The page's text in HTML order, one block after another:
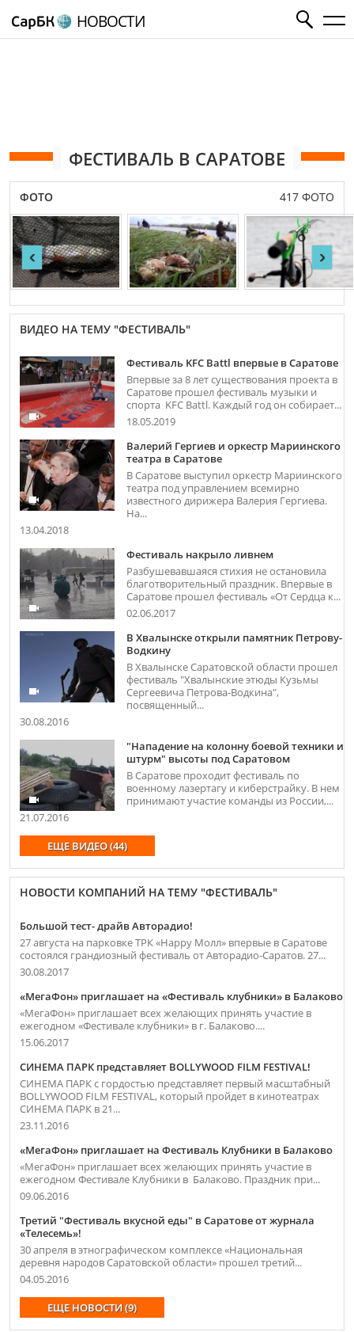
НОВОСТИ
ФЕСТИВАЛЬ В САРАТОВЕ
ФОТО 417 ФОТО
‹ ›
ВИДЕО НА ТЕМУ "ФЕСТИВАЛЬ"
Фестиваль KFC Battl впервые в Саратове
Впервые за 8 лет существования проекта в
Саратове прошел фестиваль музыки и
спорта KFC Battl. Каждый год он собирает...
18.05.2019
Валерий Гергиев и оркестр Мариинского
театра в Саратове
В Саратове выступил оркестр Мариинского
театра под управлением всемирно
известного дирижера Валерия Гергиева.
На...
13.04.2018
Фестиваль накрыло ливнем
Разбушевавшаяся стихия не остановила
благотворительный праздник. Впервые в
Саратове прошел фестиваль «От Сердца к...
02.06.2017
В Хвалынске открыли памятник Петрову-
Водкину
В Хвалынске Саратовской области прошел
фестиваль "Хвалынские этюды Кузьмы
Сергеевича Петрова-Водкина",
посвященный...
30.08.2016
"Нападение на колонну боевой техники и
штурм" высоты под Саратовом
В Саратове проходит фестиваль по
военному лазертагу и киберстрайку. В нем
принимают участие команды из России,...
21.07.2016
ЕЩЕ ВИДЕО (44)
НОВОСТИ КОМПАНИЙ НА ТЕМУ "ФЕСТИВАЛЬ"
Большой тест- драйв Авторадио!
27 августа на парковке ТРК «Happy Молл» впервые в Саратове
состоялся грандиозный фестиваль от Авторадио-Саратов. 27...
30.08.2017
«МегаФон» приглашает на «Фестиваль клубники» в Балаково
«МегаФон» приглашает всех желающих принять участие в
ежегодном «Фестивале клубники» в г. Балаково....
15.06.2017
СИНЕМА ПАРК представляет BOLLYWOOD FILM FESTIVAL!
СИНЕМА ПАРК с гордостью представляет первый масштабный
BOLLYWOOD FILM FESTIVAL, который пройдет в кинотеатрах
СИНЕМА ПАРК в 21...
23.11.2016
«МегаФон» приглашает на Фестиваль Клубники в Балаково
«МегаФон» приглашает всех желающих принять участие в
ежегодном Фестивале Клубники в Балаково. Праздник при...
09.06.2016
Третий "Фестиваль вкусной еды" в Саратове от журнала
«Телесемь»!
30 апреля в этнографическом комплексе «Национальная
деревня народов Саратовской области» прошел третий...
04.05.2016
ЕЩЕ НОВОСТИ (9)